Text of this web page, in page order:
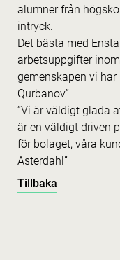
alumner från
intryck.
Det bästa med
arbetsuppgifter
gemenskapen vi
Qurbanov”
”Vi är väldigt glada
är en väldigt driven
för bolaget, våra
Asterdahl”
Tillbaka